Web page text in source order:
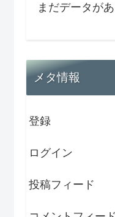
まだデータがあ
メタ情報
登録
ログイン
投稿フィード